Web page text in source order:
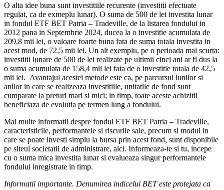
O alta idee buna sunt investitiile recurente (investitii efectuate
regulat, ca de exmeplu lunar). O suma de 500 de lei investita lunar
in fondul ETF BET Patria – Tradeville, de la listarea fondului in
2012 pana in Septembrie 2024, ducea la o investitie acumulata de
209,8 mii lei, o valoare foarte buna fata de suma totala investita in
acest mod, de 72,5 mii lei. Un alt exemplu, pe o perioada mai scurta:
investitii lunare de 500 de lei realizate pe ultimii cinci ani ar fi dus la
o suma acumulata de 158,4 mii lei fata de o investitie totala de 42,5
mii lei. Avantajul acestei metode este ca, pe parcursul lunilor si
anilor in care se realizeaza investitiile, unitatile de fond sunt
cumparate la preturi mari si mici; in timp, toate aceste achizitii
beneficiaza de evolutia pe termen lung a fondului.
Mai multe informatii despre fondul ETF BET Patria – Tradeville,
caracteristicile, performantele si riscurile sale, precum si modul in
care se poate investi simplu la bursa prin acest fond, sunt disponibile
pe siteul societatii de administrare, aici. Informeaza-te si tu, incepe
cu o suma mica investita lunar si evalueaza singur performantele
fondului inregistrate in timp.
Informatii importante. Denumirea indicelui BET este protejata ca